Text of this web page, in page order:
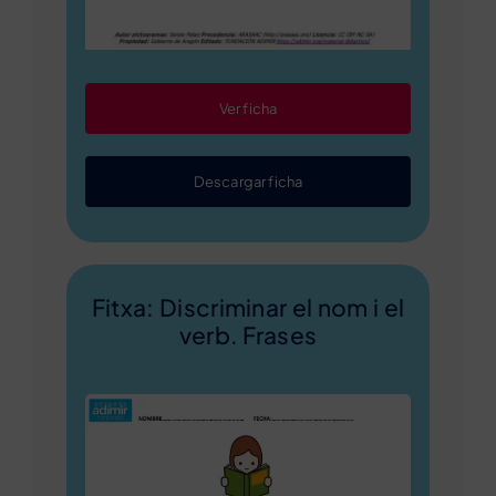
Ver ficha
Descargar ficha
Fitxa: Discriminar el nom i el
verb. Frases